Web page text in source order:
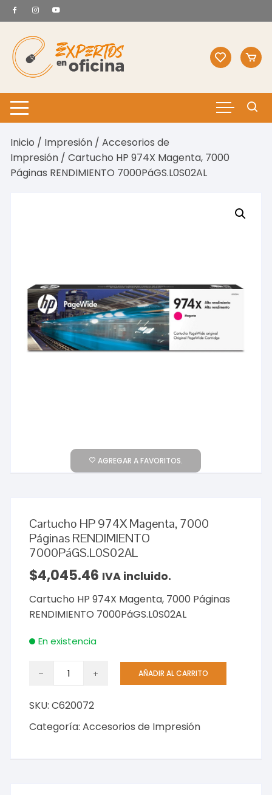
Saltar
al
contenido
Inicio / Impresión /Accesorios de
Impresión / Cartucho HP 974X Magenta, 7000
Páginas RENDIMIENTO 7000PáGS.L0S02AL
AGREGAR A FAVORITOS.
Cartucho HP 974X Magenta, 7000
Páginas RENDIMIENTO
7000PáGS.L0S02AL
$4,045.46 IVA incluido.
Cartucho HP 974X Magenta, 7000 Páginas
RENDIMIENTO 7000PáGS.L0S02AL
En existencia
Cartucho
Magenta,
7000
AÑADIR AL CARRITO
SKU:C620072
Categoría:Accesorios de Impresión